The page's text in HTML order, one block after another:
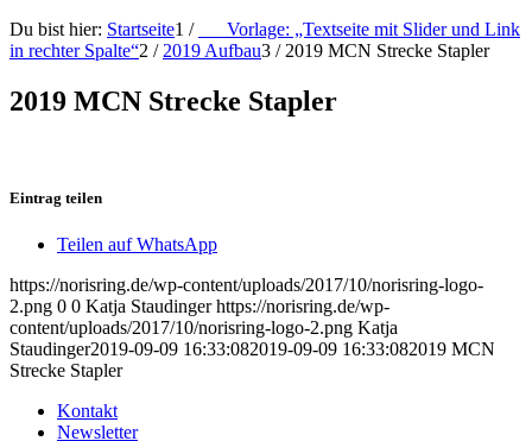
Du bist hier: Startseite1 /
___Vorlage: „Textseite mit Slider und Link
in rechter Spalte“2 / 2019 Aufbau3 / 2019 MCN Strecke Stapler
2019 MCN Strecke Stapler
Eintrag teilen
Teilen auf WhatsApp
https://norisring.de/wp-content/uploads/2017/10/norisring-logo-
2.png 0 0 Katja Staudinger https://norisring.de/wp-
content/uploads/2017/10/norisring-logo-2.png Katja
Staudinger2019-09-09 16:33:082019-09-09 16:33:082019 MCN
Strecke Stapler
Kontakt
Newsletter